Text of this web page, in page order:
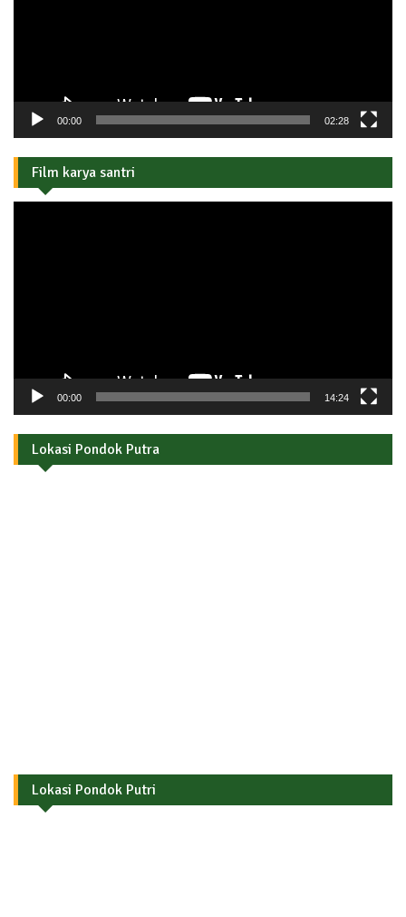
00:00 02:28
Film karya santri
00:00 14:24
Lokasi Pondok Putra
Lokasi Pondok Putri